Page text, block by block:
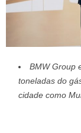
BMW Group
toneladas do
cidade como